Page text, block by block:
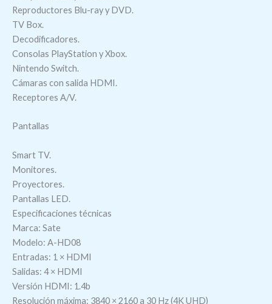
Reproductores Blu-ray y DVD.
TV Box.
Decodificadores.
Consolas PlayStation y Xbox.
Nintendo Switch.
Cámaras con salida HDMI.
Receptores A/V.
Pantallas
Smart TV.
Monitores.
Proyectores.
Pantallas LED.
Especificaciones técnicas
Marca: Sate
Modelo: A-HD08
Entradas: 1 × HDMI
Salidas: 4 × HDMI
Versión HDMI: 1.4b
Resolución máxima: 3840 × 2160 a 30 Hz (4K UHD)